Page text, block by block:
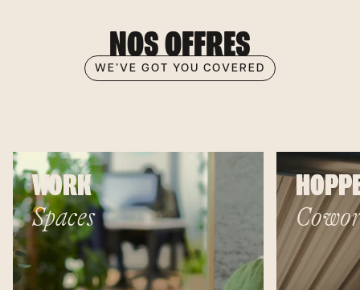
NOS OFFRES
WE’VE GOT YOU COVERED
WORK
Spaces